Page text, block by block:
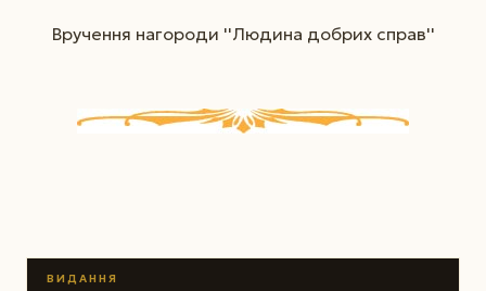
Вручення нагороди ''Людина добрих справ''
ВИДАННЯ